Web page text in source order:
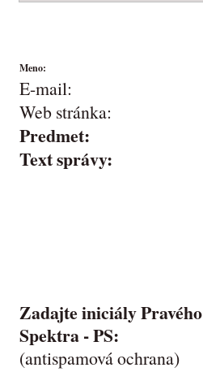
Meno:
E-mail:
Web stránka:
Predmet:
Text správy:
Zadajte iniciály Pravého
Spektra -PS:
(antispamová ochrana)